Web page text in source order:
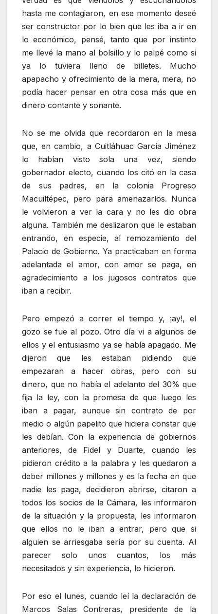
hasta me contagiaron, en ese momento deseé
ser constructor por lo bien que les iba a ir en
lo económico, pensé, tanto que por instinto
me llevé la mano al bolsillo y lo palpé como si
ya lo tuviera lleno de billetes. Mucho
apapacho y ofrecimiento de la mera, mera, no
podía hacer pensar en otra cosa más que en
dinero contante y sonante.
No se me olvida que recordaron en la mesa
que, en cambio, a Cuitláhuac García Jiménez
lo habían visto sola una vez, siendo
gobernador electo, cuando los citó en la casa
de sus padres, en la colonia Progreso
Macuiltépec, pero para amenazarlos. Nunca
le volvieron a ver la cara y no les dio obra
alguna. También me deslizaron que le estaban
entrando, en especie, al remozamiento del
Palacio de Gobierno. Ya practicaban en forma
adelantada el amor, con amor se paga, en
agradecimiento a los jugosos contratos que
iban a recibir.
Pero empezó a correr el tiempo y, ¡ay!, el
gozo se fue al pozo. Otro día vi a algunos de
ellos y el entusiasmo ya se había apagado. Me
dijeron que les estaban pidiendo que
empezaran a hacer obras, pero con su
dinero, que no había el adelanto del 30% que
fija la ley, con la promesa de que luego les
iban a pagar, aunque sin contrato de por
medio o algún papelito que hiciera constar que
les debían. Con la experiencia de gobiernos
anteriores, de Fidel y Duarte, cuando les
pidieron crédito a la palabra y les quedaron a
deber millones y millones y es la fecha en que
nadie les paga, decidieron abrirse, citaron a
todos los socios de la Cámara, les informaron
de la situación y la propuesta, les informaron
que ellos no le iban a entrar, pero que si
alguien se arriesgaba sería por su cuenta. Al
parecer solo unos cuantos, los más
necesitados y sin experiencia, lo hicieron.
Por eso el lunes, cuando leí la declaración de
Marcos Salas Contreras, presidente de la